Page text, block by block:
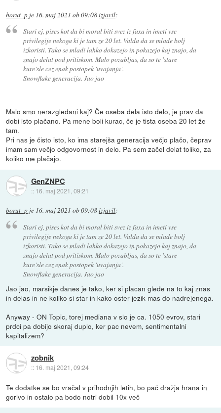
borut_p je 16. maj 2021 ob 09:08izjavil:
Stari ej, pises kot da bi moral biti svez iz faxa in imeti vse
privilegije nekoga ki je tam ze 20 let. Valda da se mlade bolj
izkoristi. Tako se mladi lahko dokazejo in pokazejo kaj znajo, da
znajo delat pod pritiskom. Malo pozabljas, da so te 'stare
kure'sle cez enak postopek 'uvajanja'.
Snowflake generacija. Jao jao
Malo smo nerazgledani kaj? Če oseba dela isto delo, je prav da
dobi isto plačano. Pa mene boli kurac, če je tista oseba 20 let že
tam.
Pri nas je čisto isto, ko ima starejša generacija večjo plačo, čeprav
imam sam večjo odgovornost in delo. Pa sem začel delat toliko, za
koliko me plačajo.
GenZNPC
:: 16. maj 2021, 09:21
borut_p je 16. maj 2021 ob 09:08izjavil:
Stari ej, pises kot da bi moral biti svez iz faxa in imeti vse
privilegije nekoga ki je tam ze 20 let. Valda da se mlade bolj
izkoristi. Tako se mladi lahko dokazejo in pokazejo kaj znajo, da
znajo delat pod pritiskom. Malo pozabljas, da so te 'stare
kure'sle cez enak postopek 'uvajanja'.
Snowflake generacija. Jao jao
Jao jao, marsikje danes je tako, ker si placan glede na to kaj znas
in delas in ne koliko si star in kako oster jezik mas do nadrejenega.
Anyway - ON Topic, torej mediana v slo je ca. 1050 evrov, stari
prdci pa dobijo skoraj duplo, ker pac nevem, sentimentalni
kapitalizem?
zobnik
:: 16. maj 2021, 09:24
Te dodatke se bo vračal v prihodnjih letih, bo pač dražja hrana in
gorivo in ostalo pa bodo notri dobil 10x več